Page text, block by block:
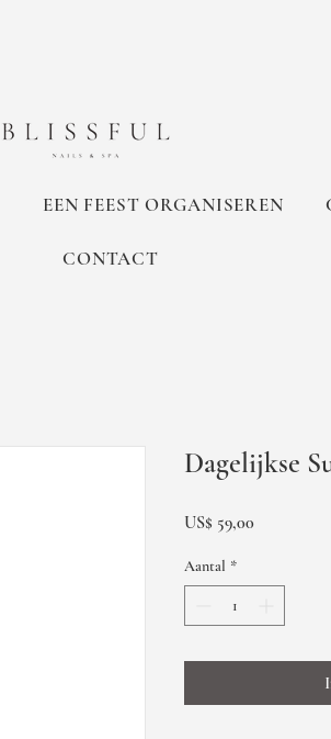
EEN FEEST ORGANISEREN
CONTACT
Dagelijkse
US$ 59,00Prijs
Aantal *